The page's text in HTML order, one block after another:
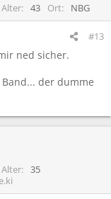
Alter 43 Ort NBG
#13
ned sicher.
der dumme
Alter
35